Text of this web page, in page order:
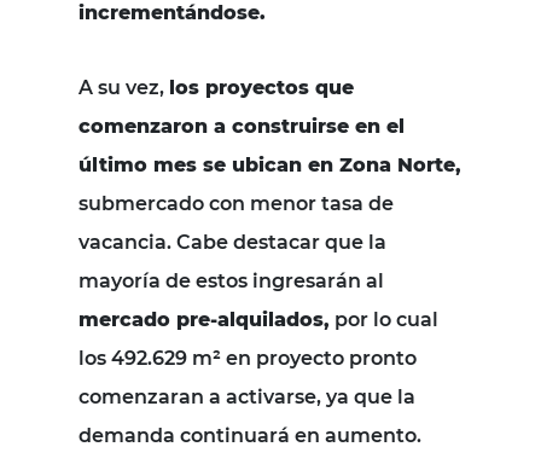
incrementándose.
A su vez, los proyectos que
comenzaron a construirse en el
último mes se ubican en Zona Norte,
submercado con menor tasa de
vacancia. Cabe destacar que la
mayoría de estos ingresarán al
mercado pre-alquilados, por lo cual
los 492.629 m² en proyecto pronto
comenzaran a activarse, ya que la
demanda continuará en aumento.